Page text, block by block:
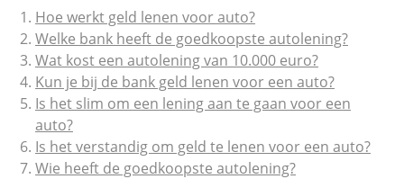
Hoe werkt geld lenen voor auto?
Welke bank heeft de goedkoopste autolening?
Wat kost een autolening van 10.000 euro?
Kun je bij de bank geld lenen voor een auto?
Is het slim om een lening aan te gaan voor een
auto?
Is het verstandig om geld te lenen voor een auto?
Wie heeft de goedkoopste autolening?